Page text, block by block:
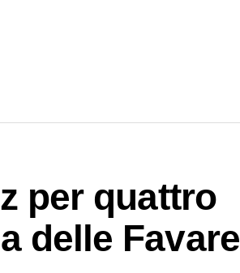
per quattro
delle Favare